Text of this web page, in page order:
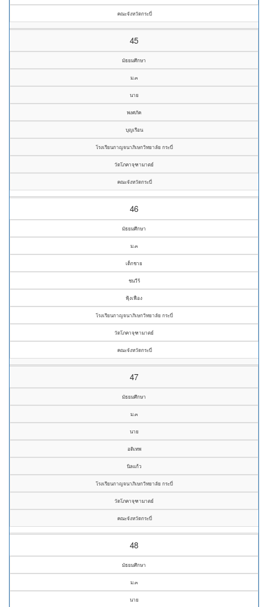
คณะจังหวัดกระบี่
45
มัธยมศึกษา
ม.๓
นาย
พงศภัค
บุญเรือน
โรงเรียนกาญจนาภิเษกวิทยาลัย กระบี่
วัดโภคาจุฑามาตย์
คณะจังหวัดกระบี่
46
มัธยมศึกษา
ม.๓
เด็กชาย
ชนวีร์
ฟุ้งเฟื่อง
โรงเรียนกาญจนาภิเษกวิทยาลัย กระบี่
วัดโภคาจุฑามาตย์
คณะจังหวัดกระบี่
47
มัธยมศึกษา
ม.๓
นาย
อดิเทพ
นิลแก้ว
โรงเรียนกาญจนาภิเษกวิทยาลัย กระบี่
วัดโภคาจุฑามาตย์
คณะจังหวัดกระบี่
48
มัธยมศึกษา
ม.๓
นาย